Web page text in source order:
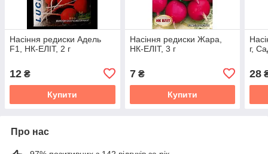
Насіння редиски Адель
F1, НК-ЕЛІТ, 2 г
12 ₴
Купити
Насіння редиски Жара,
НК-ЕЛІТ, 3 г
7₴
Купити
г,
28
Про нас